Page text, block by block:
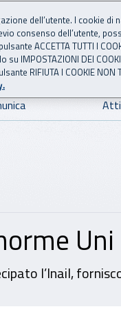
l’Inail,
dell’utente. I cookie di
consenso dell’utente,
ACCETTA TUTTI I
IMPOSTAZIONI DEI
RIFIUTA I COOKIE NON